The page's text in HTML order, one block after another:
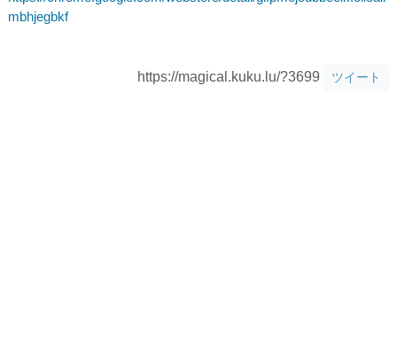
mbhjegbkf
https://magical.kuku.lu/?3699 ツイート